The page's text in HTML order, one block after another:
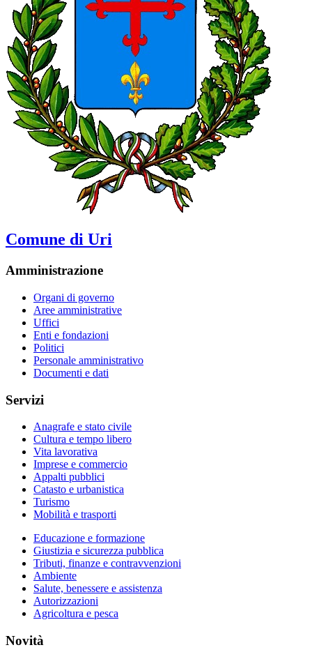
Comune di Uri
Amministrazione
Organi di governo
Aree amministrative
Uffici
Enti e fondazioni
Politici
Personale amministrativo
Documenti e dati
Servizi
Anagrafe e stato civile
Cultura e tempo libero
Vita lavorativa
Imprese e commercio
Appalti pubblici
Catasto e urbanistica
Turismo
Mobilità e trasporti
Educazione e formazione
Giustizia e sicurezza pubblica
Tributi, finanze e contravvenzioni
Ambiente
Salute, benessere e assistenza
Autorizzazioni
Agricoltura e pesca
Novità